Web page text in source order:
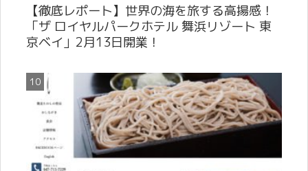
【徹底レポート】世界の海を旅する高揚感！
「ザ ロイヤルパークホテル 舞浜リゾート 東
京ベイ」2月13日開業！